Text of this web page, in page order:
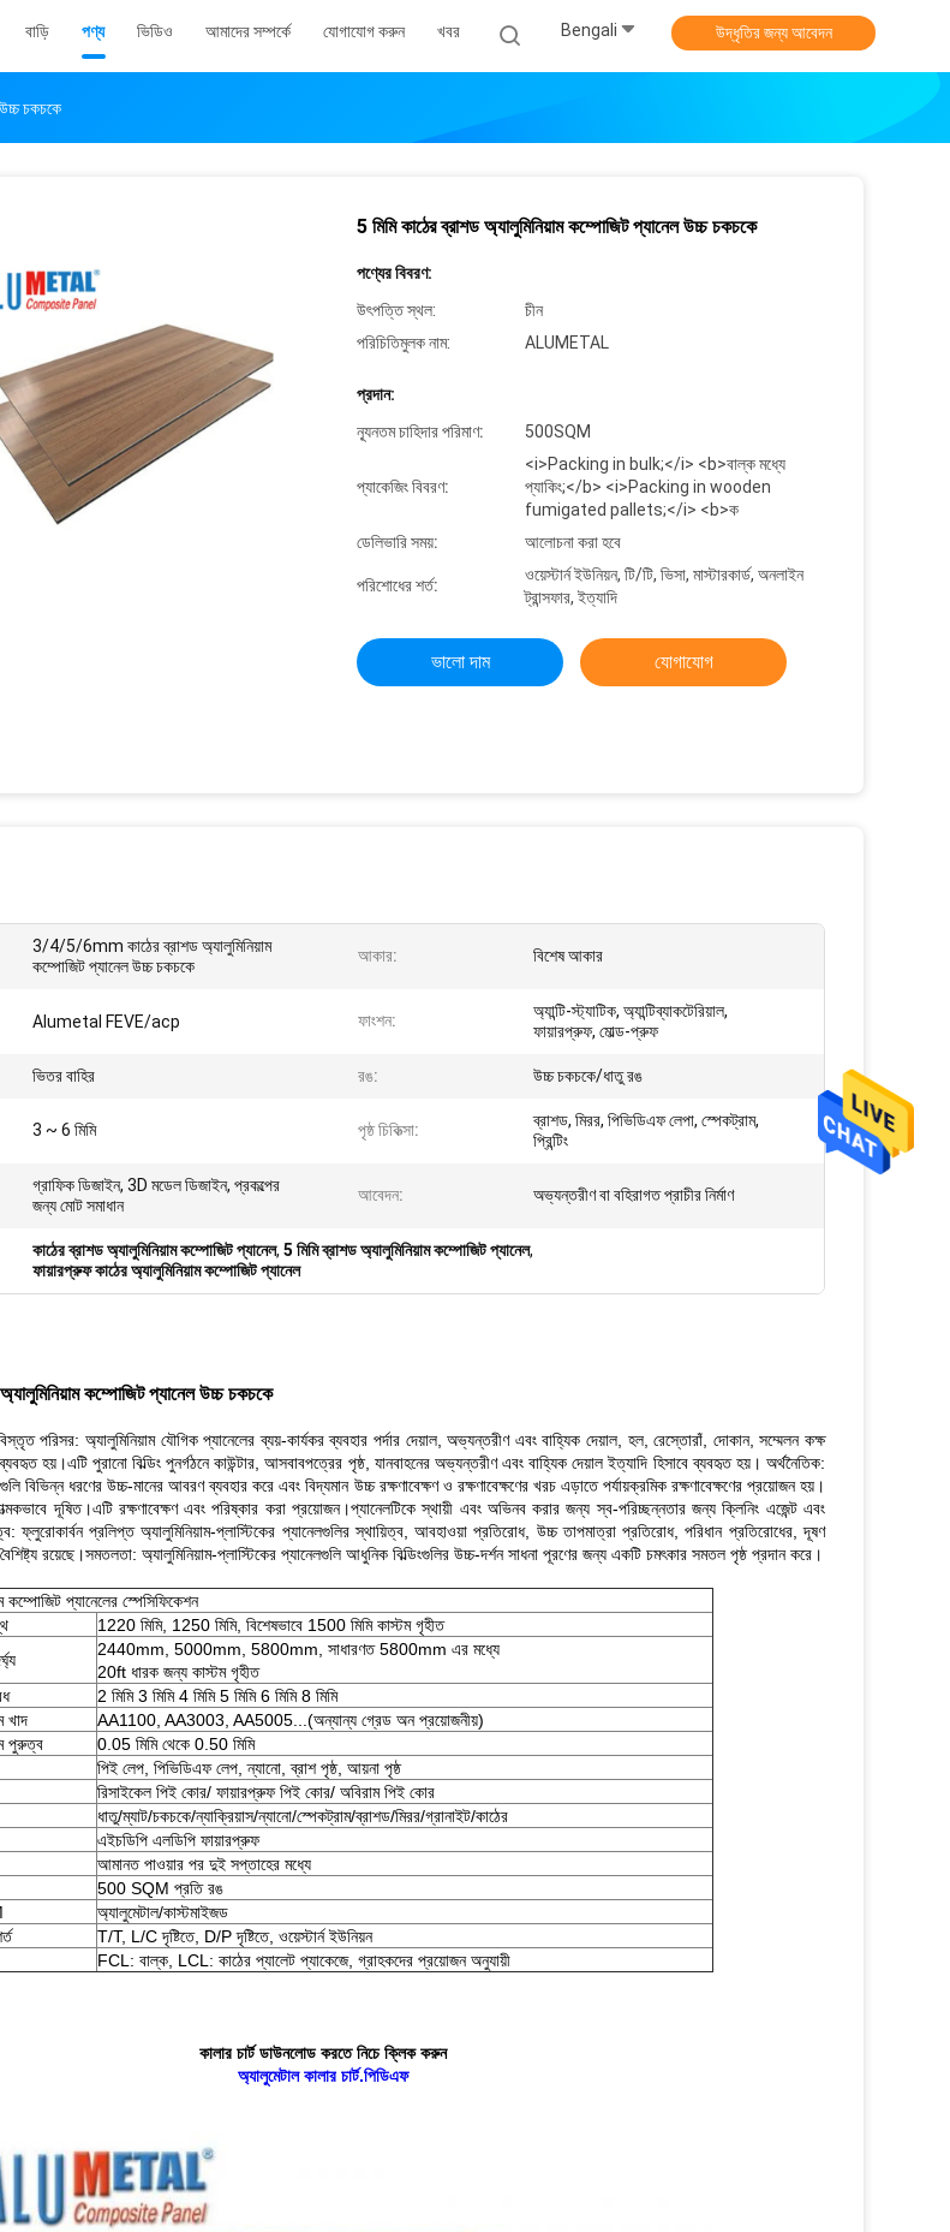
বাড়ি পণ্য ভিডিও আমাদের সম্পর্কে যোগাযোগ করুন খবর Bengali উদ্ধৃতির জন্য আবেদন
চকচকে
5 মিমি কাঠের ব্রাশড অ্যালুমিনিয়াম কম্পোজিট প্যানেল উচ্চ চকচকে
পণ্যের বিবরণ:
উৎপত্তি স্থল:
চীন
পরিচিতিমুলক নাম:
ALUMETAL
প্রদান:
ন্যূনতম চাহিদার পরিমাণ:
500SQM
প্যাকেজিং বিবরণ:
<i>Packing in bulk;</i> <b>বাল্ক মধ্যে
প্যাকিং;</b> <i>Packing in wooden
fumigated pallets;</i> <b>ক
ডেলিভারি সময়:
আলোচনা করা হবে
পরিশোধের শর্ত:
ওয়েস্টার্ন ইউনিয়ন, টি/টি, ভিসা, মাস্টারকার্ড, অনলাইন
ট্রান্সফার, ইত্যাদি
ভালো দাম যোগাযোগ
3/4/5/6mm কাঠের ব্রাশড অ্যালুমিনিয়াম
কম্পোজিট প্যানেল উচ্চ চকচকে
আকার: বিশেষ আকার
Alumetal FEVE/acp ফাংশন:
অ্যান্টি-স্ট্যাটিক, অ্যান্টিব্যাকটেরিয়াল,
ফায়ারপ্রুফ, মোল্ড-প্রুফ
ভিতর বাহির রঙ: উচ্চ চকচকে/ধাতু রঙ
3 ~ 6 মিমি পৃষ্ঠ চিকিত্সা:
ব্রাশড, মিরর, পিভিডিএফ লেপা, স্পেকট্রাম,
প্রিন্টিং
গ্রাফিক ডিজাইন, 3D মডেল ডিজাইন, প্রকল্পের
জন্য মোট সমাধান
আবেদন: অভ্যন্তরীণ বা বহিরাগত প্রাচীর নির্মাণ
কাঠের ব্রাশড অ্যালুমিনিয়াম কম্পোজিট প্যানেল, 5 মিমি ব্রাশড অ্যালুমিনিয়াম কম্পোজিট প্যানেল,
ফায়ারপ্রুফ কাঠের অ্যালুমিনিয়াম কম্পোজিট প্যানেল
কম্পোজিট প্যানেল উচ্চ চকচকে
পরিসর: অ্যালুমিনিয়াম যৌগিক প্যানেলের ব্যয়-কার্যকর ব্যবহার পর্দার দেয়াল, অভ্যন্তরীণ এবং বাহ্যিক দেয়াল, হল, রেস্তোরাঁ, দোকান, সম্মেলন কক্ষ
হয়।এটি পুরানো বিল্ডিং পুনর্গঠনে কাউন্টার, আসবাবপত্রের পৃষ্ঠ, যানবাহনের অভ্যন্তরীণ এবং বাহ্যিক দেয়াল ইত্যাদি হিসাবে ব্যবহৃত হয়। অর্থনৈতিক:
বিভিন্ন ধরণের উচ্চ-মানের আবরণ ব্যবহার করে এবং বিদ্যমান উচ্চ রক্ষণাবেক্ষণ ও রক্ষণাবেক্ষণের খরচ এড়াতে পর্যায়ক্রমিক রক্ষণাবেক্ষণের প্রয়োজন হয়।
দূষিত।এটি রক্ষণাবেক্ষণ এবং পরিষ্কার করা প্রয়োজন।প্যানেলটিকে স্থায়ী এবং অভিনব করার জন্য স্ব-পরিচ্ছন্নতার জন্য ক্লিনিং এজেন্ট এবং
ফ্লুরোকার্বন প্রলিপ্ত অ্যালুমিনিয়াম-প্লাস্টিকের প্যানেলগুলির স্থায়িত্ব, আবহাওয়া প্রতিরোধ, উচ্চ তাপমাত্রা প্রতিরোধ, পরিধান প্রতিরোধের, দূষণ
রয়েছে।সমতলতা: অ্যালুমিনিয়াম-প্লাস্টিকের প্যানেলগুলি আধুনিক বিল্ডিংগুলির উচ্চ-দর্শন সাধনা পূরণের জন্য একটি চমৎকার সমতল পৃষ্ঠ প্রদান করে।
কম্পোজিট প্যানেলের স্পেসিফিকেশন
1220 মিমি, 1250 মিমি, বিশেষভাবে 1500 মিমি কাস্টম গৃহীত
2440mm, 5000mm, 5800mm, সাধারণত 5800mm এর মধ্যে
20ft ধারক জন্য কাস্টম গৃহীত
2 মিমি 3 মিমি 4 মিমি 5 মিমি 6 মিমি 8 মিমি
খাদ
AA1100, AA3003, AA5005...(অন্যান্য গ্রেড অন প্রয়োজনীয়)
পুরুত্ব
0.05 মিমি থেকে 0.50 মিমি
পিই লেপ, পিভিডিএফ লেপ, ন্যানো, ব্রাশ পৃষ্ঠ, আয়না পৃষ্ঠ
রিসাইকেল পিই কোর/ ফায়ারপ্রুফ পিই কোর/ অবিরাম পিই কোর
ধাতু/ম্যাট/চকচকে/ন্যাক্রিয়াস/ন্যানো/স্পেকট্রাম/ব্রাশড/মিরর/গ্রানাইট/কাঠের
এইচডিপি এলডিপি ফায়ারপ্রুফ
আমানত পাওয়ার পর দুই সপ্তাহের মধ্যে
500 SQM প্রতি রঙ
অ্যালুমেটাল/কাস্টমাইজড
T/T, L/C দৃষ্টিতে, D/P দৃষ্টিতে, ওয়েস্টার্ন ইউনিয়ন
FCL: বাল্ক, LCL: কাঠের প্যালেট প্যাকেজে, গ্রাহকদের প্রয়োজন অনুযায়ী
কালার চার্ট ডাউনলোড করতে নিচে ক্লিক করুন
অ্যালুমেটাল কালার চার্ট.পিডিএফ